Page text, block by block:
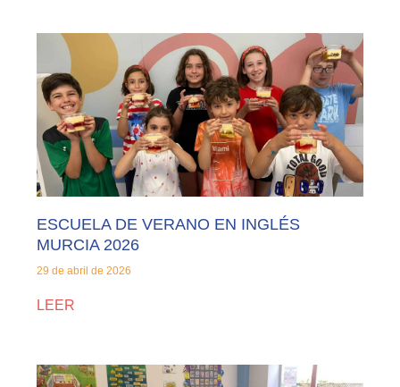
ESCUELA DE VERANO EN INGLÉS
MURCIA 2026
29 de abril de 2026
LEER